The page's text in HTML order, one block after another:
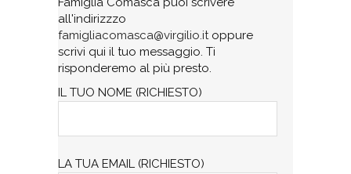
all'indirizzzo
famigliacomasca@virgilio.itoppure
scrivi qui il tuo messaggio. Ti
risponderemo al più presto.
IL TUO NOME (RICHIESTO)
LA TUA EMAIL (RICHIESTO)